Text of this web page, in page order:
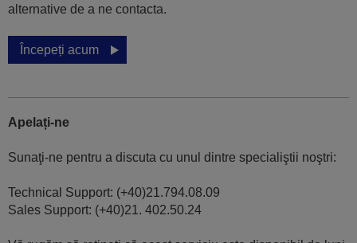
alternative de a ne contacta.
Începeți acum
Apelați-ne
Sunaţi-ne pentru a discuta cu unul dintre specialiştii noştri:
Technical Support: (+40)21.794.08.09
Sales Support: (+40)21. 402.50.24